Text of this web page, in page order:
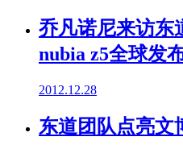
乔凡诺尼来访东
nubia z5全球发
2012.12.28
东道团队点亮文